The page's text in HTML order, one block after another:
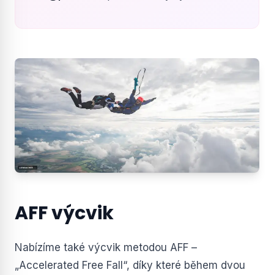
AFF výcvik
Nabízíme také výcvik metodou AFF –
„Accelerated Free Fall“, díky které během dvou